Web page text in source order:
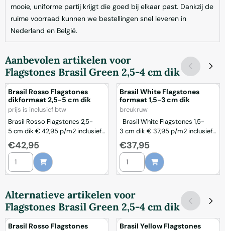
mooie, uniforme partij krijgt die goed bij elkaar past. Dankzij de
ruime voorraad kunnen we bestellingen snel leveren in
Nederland en België.
Aanbevolen artikelen voor
Flagstones Brasil Green 2,5-4 cm dik
Brasil Rosso Flagstones
dikformaat 2,5-5 cm dik
Merk:
prijs is inclusief btw
Brasil Rosso Flagstones 2,5-
5 cm dik € 42,95 p/m2 inclusief
btw Brasil Rosso Flagstones
dikformaat 2,5-5 cm dik zijn
natuursteenplaten met een
warme roodbruine kleur en
extra stabiliteit en maakt deze
flagstones geschikt voor
terrassen, tuinpaden en
buitenruimtes met regelmatige
Prijs: 42,95
€42,95
Aantal kiezen voor Brasil Rosso Flagstones dikformaat 2,5-5 cm dik
Brasil White Flagstones
formaat 1,5-3 cm dik
Merk:
breukruw
3 cm dik € 37,95 p/m2 inclusief
btw Borgman van Dijk heeft het
grootste en beste assortiment
flagstones van Nederland.
Tevens bieden wij u de scherpste
zeer hard en hebben voor een
flagstone een mooi vlak
oppervlak. De kleur is
witgenuanceerd met her en ...
Prijs: 37,95
€37,95
Aantal kiezen voor Brasil White
Alternatieve artikelen voor
Flagstones Brasil Green 2,5-4 cm dik
Brasil Rosso Flagstones
Brasil Yellow Flagstones